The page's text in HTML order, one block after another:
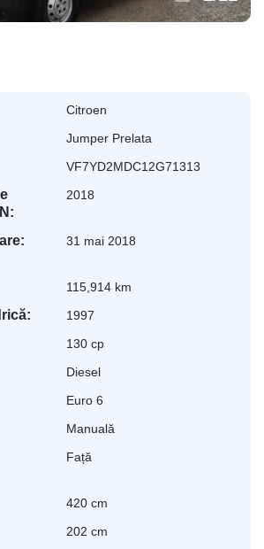
Citroen
Jumper Prelata
VF7YD2MDC12G71313
2018
31 mai 2018
115,914 km
1997
130 cp
Diesel
Euro 6
Manuală
Față
420 cm
202 cm